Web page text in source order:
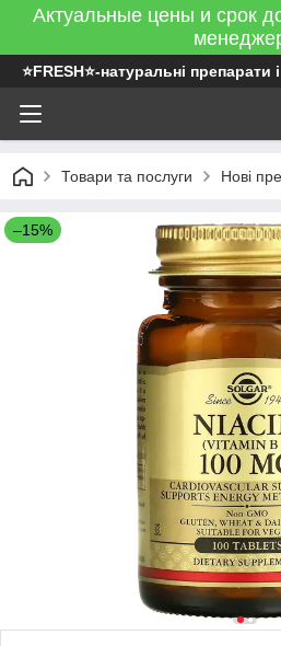
Актуальные цены и срок
⭐FRESH⭐-натуральні препарати
Товари та послуги Нові
–15%